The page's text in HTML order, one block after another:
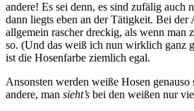
andere! Es sei denn, es sind zufälig auch
dann liegts eben an der Tätigkeit. Bei der
allgemein rascher dreckig, als wenn man
so. (Und das weiß ich nun wirklich ganz
ist die Hosenfarbe ziemlich egal.
Ansonsten werden weiße Hosen
andere, man sieht’s bei den weißen nur